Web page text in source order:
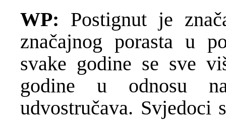
WP: Postignut je
značajnog porasta u
svake godine se sve
godine u odnosu
udvostručava. Svjedoci